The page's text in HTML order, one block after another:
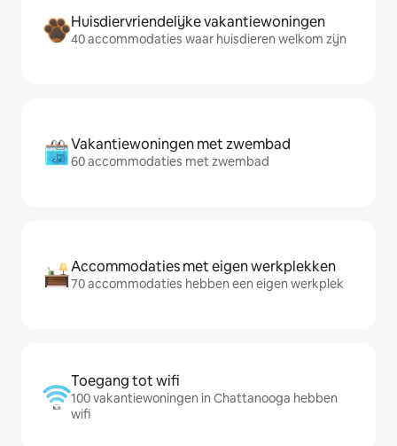
Huisdiervriendelijke vakantiewoningen
40 accommodaties waar huisdieren welkom zijn
Vakantiewoningen met zwembad
60 accommodaties met zwembad
Accommodaties met eigen werkplekken
70 accommodaties hebben een eigen werkplek
Toegang tot wifi
100 vakantiewoningen in Chattanooga hebben
wifi